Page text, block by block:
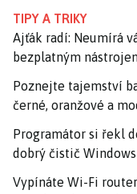
TIPY A TRIKY
Ajťák radí: Neumírá
bezplatným
Poznejte tajemství
černé, oranžové a
Programátor si řekl
dobrý čistič
Vypínáte Wi-Fi